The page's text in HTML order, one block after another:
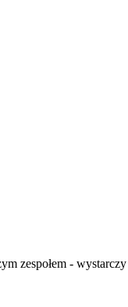
zespołem -